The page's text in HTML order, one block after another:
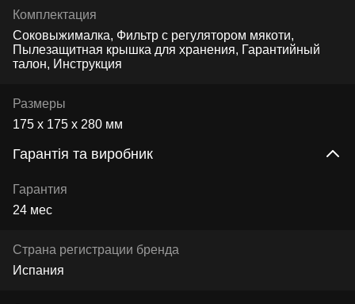
Комплектация
Соковыжималка, Фильтр с регулятором мякоти,
Пылезащитная крышка для хранения, Гарантийный
талон, Инструкция
Размеры
175 х 175 х 280 мм
Гарантія та виробник
Гарантия
24 мес
Страна регистрации бренда
Испания